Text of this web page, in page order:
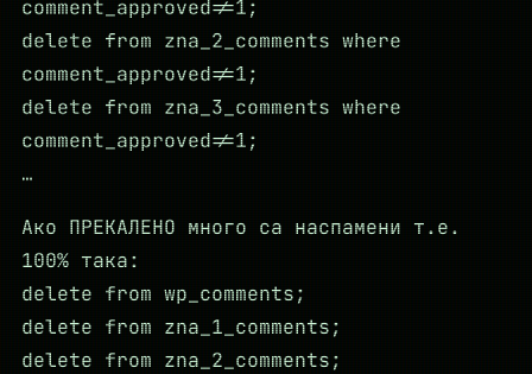
comment_approved!=1;
delete from zna_2_comments where
comment_approved!=1;
delete from zna_3_comments where
comment_approved!=1;
…
Ако ПРЕКАЛЕНО много са наспамени т.е.
100% така:
delete from wp_comments;
delete from zna_1_comments;
delete from zna_2_comments;